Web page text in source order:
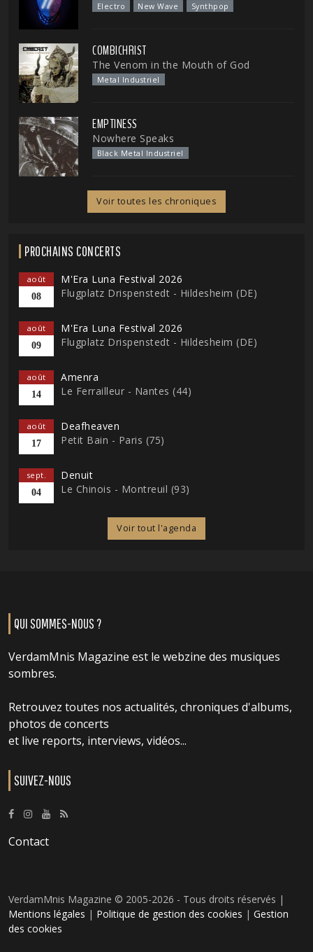
Electro New Wave Synthpop
COMBICHRIST
The Venom in the Mouth of God
Metal Industriel
EMPTINESS
Nowhere Speaks
Black Metal Industriel
Voir toutes les chroniques
PROCHAINS CONCERTS
août
08
M'Era Luna Festival 2026
Flugplatz Drispenstedt - Hildesheim (DE)
août
09
M'Era Luna Festival 2026
Flugplatz Drispenstedt - Hildesheim (DE)
août
14
Amenra
Le Ferrailleur - Nantes (44)
août
17
Deafheaven
Petit Bain - Paris (75)
sept.
04
Denuit
Le Chinois - Montreuil (93)
Voir tout l'agenda
QUI SOMMES-NOUS ?
VerdamMnis Magazine est le webzine des musiques
sombres.
Retrouvez toutes nos actualités, chroniques d'albums,
photos de concerts
et live reports, interviews, vidéos...
SUIVEZ-NOUS
Contact
VerdamMnis Magazine © 2005-2026 - Tous droits réservés |
Mentions légales | Politique de gestion des cookies | Gestion
des cookies